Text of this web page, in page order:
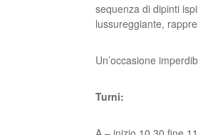
sequenza di dipinti
lussureggiante,
Un’occasione
Turni: